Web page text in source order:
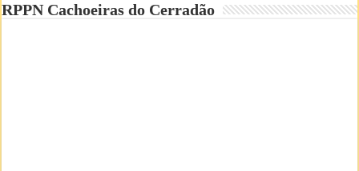
RPPN Cachoeiras do Cerradão